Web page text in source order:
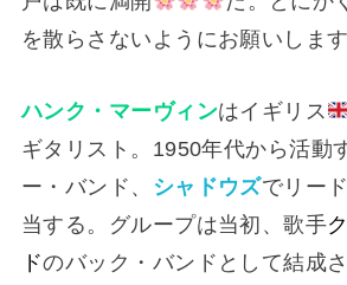
を散らさないようにお願いし
ハンク・マーヴィンはイギリス
ギタリスト。1950年代から活動
ー・バンド、
シャドウズでリー
当する。グループは当初、歌手
ドのバック・バンドとして結成